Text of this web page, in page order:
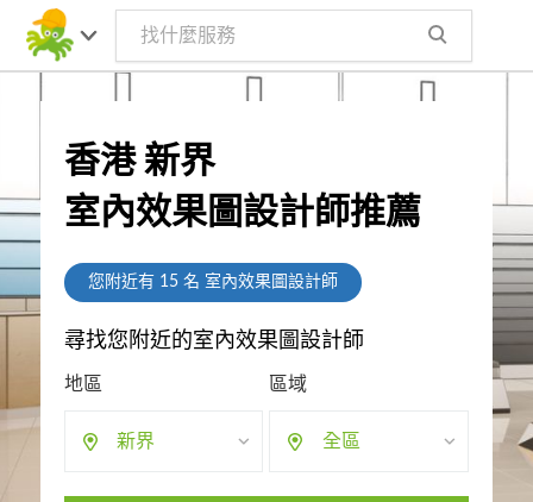
香港 新界
室內效果圖設計師推薦
您附近有 15名 室內效果圖設計師
尋找您附近的室內效果圖設計師
地區
新界
區域
全區